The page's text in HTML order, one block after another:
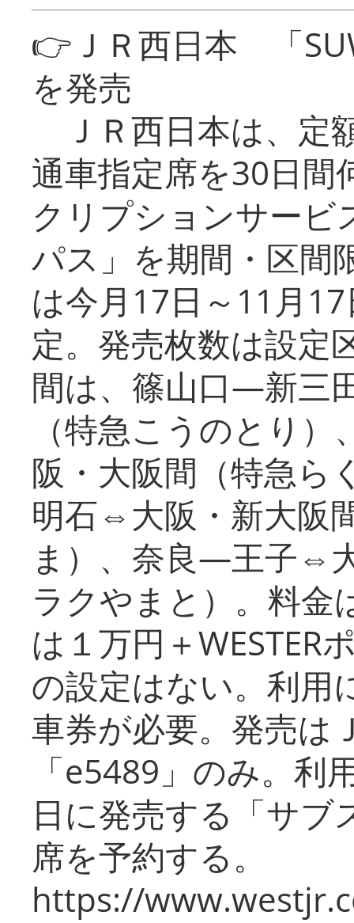
👉ＪＲ西日本 「
を発売
ＪＲ西日本は、定
通車指定席を30日間
クリプションサービ
パス」を期間・区間
は今月17日～11月
定。発売枚数は設定
間は、篠山口―新三
（特急こうのとり
阪・大阪間（特急
明石⇔大阪・新大阪
ま）、奈良―王子⇔
ラクやまと）。料金
は１万円＋WESTER
の設定はない。利用
車券が必要。発売は
「e5489」のみ。利
日に発売する「サブ
席を予約する。
https://